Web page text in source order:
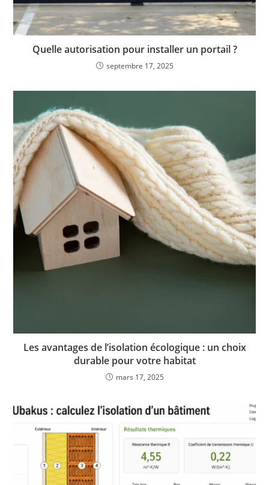
Quelle autorisation pour installer un portail ?
septembre 17, 2025
Les avantages de l’isolation écologique : un choix
durable pour votre habitat
mars 17, 2025